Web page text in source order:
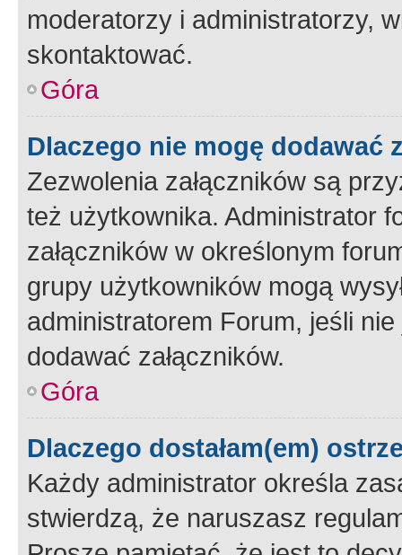
moderatorzy i administratorzy,
skontaktować.
Góra
Dlaczego nie mogę dodawać
Zezwolenia załączników są
też użytkownika. Administrator
załączników w określonym
grupy użytkowników mogą
administratorem Forum, jeśli
dodawać załączników.
Góra
Dlaczego dostałam(em)
Każdy administrator określa
stwierdzą, że naruszasz